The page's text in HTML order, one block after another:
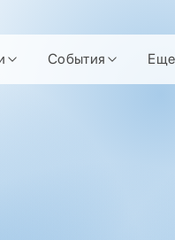
События Еще